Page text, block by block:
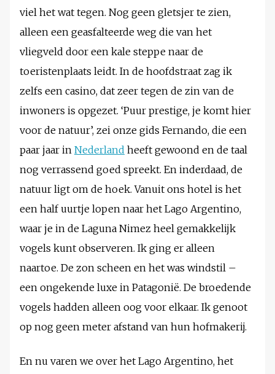
viel het wat tegen. Nog geen gletsjer te zien,
alleen een geasfalteerde weg die van het
vliegveld door een kale steppe naar de
toeristenplaats leidt. In de hoofdstraat zag ik
zelfs een casino, dat zeer tegen de zin van de
inwoners is opgezet. ‘Puur prestige, je komt hier
voor de natuur’, zei onze gids Fernando, die een
paar jaar in Nederland heeft gewoond en de taal
nog verrassend goed spreekt. En inderdaad, de
natuur ligt om de hoek. Vanuit ons hotel is het
een half uurtje lopen naar het Lago Argentino,
waar je in de Laguna Nimez heel gemakkelijk
vogels kunt observeren. Ik ging er alleen
naartoe. De zon scheen en het was windstil –
een ongekende luxe in Patagonië. De broedende
vogels hadden alleen oog voor elkaar. Ik genoot
op nog geen meter afstand van hun hofmakerij.
En nu varen we over het Lago Argentino, het